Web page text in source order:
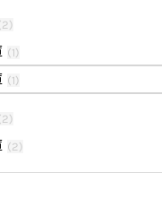
2)
(1)
(1)
2)
(2)